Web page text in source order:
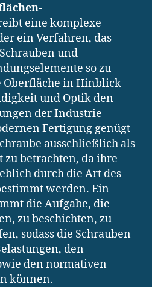
eine komplexe
ein Verfahren, das
und
so zu
Oberfläche in Hinblick
und Optik den
der Industrie
Fertigung genügt
ausschließlich als
betrachten, da ihre
durch die Art des
werden. Ein
die Aufgabe, die
zu beschichten, zu
sodass die Schrauben
den
den normativen
können.